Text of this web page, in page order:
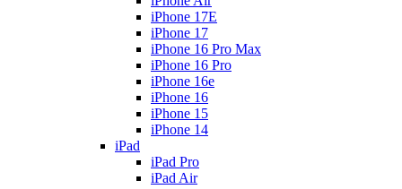
iPhone 17E
iPhone 17
iPhone 16 Pro Max
iPhone 16 Pro
iPhone 16e
iPhone 16
iPhone 15
iPhone 14
iPad
iPad Pro
iPad Air